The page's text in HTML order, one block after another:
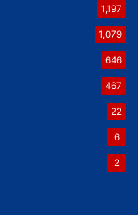
1,197
1,079
646
467
22
6
2